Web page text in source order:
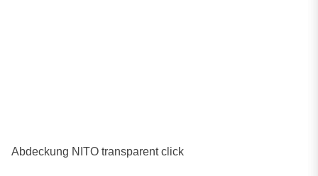
Abdeckung NITO transparent click